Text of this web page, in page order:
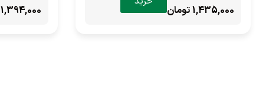
1,435,000 تومان 1,394,000 تومان